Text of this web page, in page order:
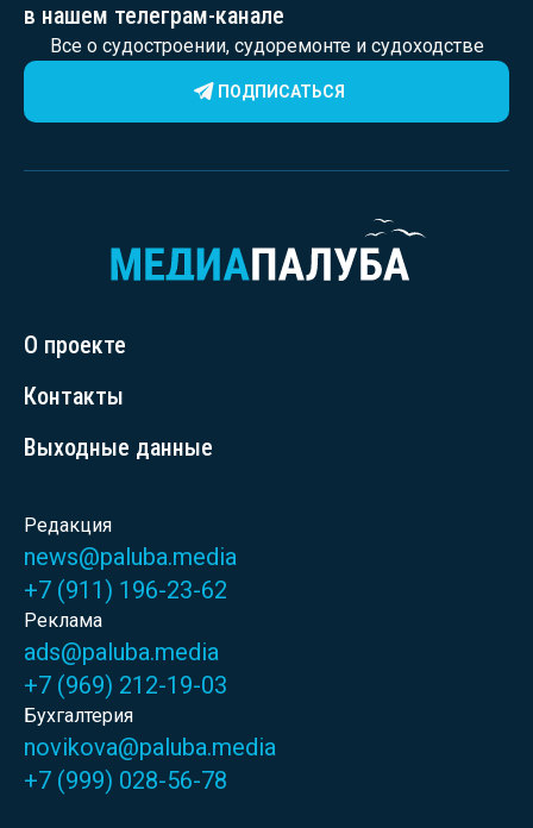
в нашем телеграм-канале
Все о судостроении, судоремонте и судоходстве
ПОДПИСАТЬСЯ
О проекте
Контакты
Выходные данные
Редакция
news@paluba.media
+7 (911) 196-23-62
Реклама
ads@paluba.media
+7 (969) 212-19-03
Бухгалтерия
novikova@paluba.media
+7 (999) 028-56-78